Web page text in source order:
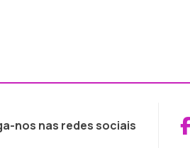
nos nas redes sociais